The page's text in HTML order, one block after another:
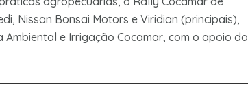
Nissan Bonsai Motors e Viridian (principais),
e Irrigação Cocamar, com o apoio do